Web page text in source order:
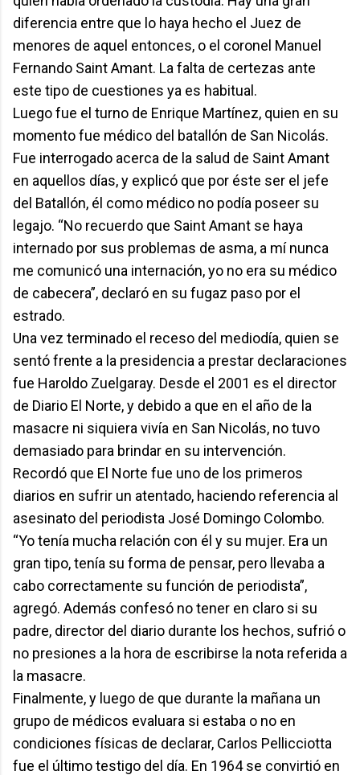
diferencia entre que lo haya hecho el Juez de
menores de aquel entonces, o el coronel Manuel
Fernando Saint Amant. La falta de certezas ante
este tipo de cuestiones ya es habitual.
Luego fue el turno de Enrique Martínez, quien en su
momento fue médico del batallón de San Nicolás.
Fue interrogado acerca de la salud de Saint Amant
en aquellos días, y explicó que por éste ser el jefe
del Batallón, él como médico no podía poseer su
legajo. “No recuerdo que Saint Amant se haya
internado por sus problemas de asma, a mí nunca
me comunicó una internación, yo no era su médico
de cabecera”, declaró en su fugaz paso por el
estrado.
Una vez terminado el receso del mediodía, quien se
sentó frente a la presidencia a prestar declaraciones
fue Haroldo Zuelgaray. Desde el 2001 es el director
de Diario El Norte, y debido a que en el año de la
masacre ni siquiera vivía en San Nicolás, no tuvo
demasiado para brindar en su intervención.
Recordó que El Norte fue uno de los primeros
diarios en sufrir un atentado, haciendo referencia al
asesinato del periodista José Domingo Colombo.
“Yo tenía mucha relación con él y su mujer. Era un
gran tipo, tenía su forma de pensar, pero llevaba a
cabo correctamente su función de periodista”,
agregó. Además confesó no tener en claro si su
padre, director del diario durante los hechos, sufrió o
no presiones a la hora de escribirse la nota referida a
la masacre.
Finalmente, y luego de que durante la mañana un
grupo de médicos evaluara si estaba o no en
condiciones físicas de declarar, Carlos Pellicciotta
fue el último testigo del día. En 1964 se convirtió en